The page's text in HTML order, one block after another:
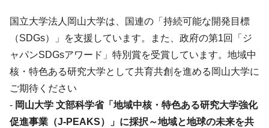
国立大学法人岡山大学は、国連の「持続可能な開発目標
（SDGs）」を支援しています。また、政府の第1回「ジ
ャパンSDGsアワード」特別賞を受賞しています。地域中
核・特色ある研究大学として共育共創を進める岡山大学に
ご期待ください
- 岡山大学 文部科学省「地域中核・特色ある研究大学強化
促進事業（J-PEAKS）」に採択～地域と地球の未来を共